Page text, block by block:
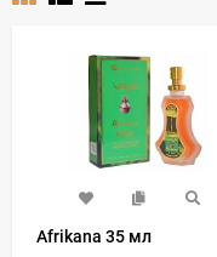
Afrikana 35 мл